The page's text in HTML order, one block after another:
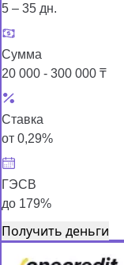
5 – 35 дн.
Сумма
20 000 - 300 000 ₸
Ставка
от 0,29%
ГЭСВ
до 179%
Получить деньги